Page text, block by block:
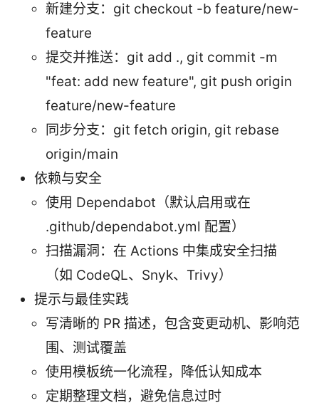
新建分支：git checkout -b feature/new-
feature
提交并推送：git add ., git commit -m
"feat: add new feature", git push origin
feature/new-feature
同步分支：git fetch origin, git rebase
origin/main
依赖与安全
使用 Dependabot（默认启用或在
.github/dependabot.yml 配置）
扫描漏洞：在 Actions 中集成安全扫描
（如 CodeQL、Snyk、Trivy）
提示与最佳实践
写清晰的 PR 描述，包含变更动机、影响范
围、测试覆盖
使用模板统一化流程，降低认知成本
定期整理文档，避免信息过时